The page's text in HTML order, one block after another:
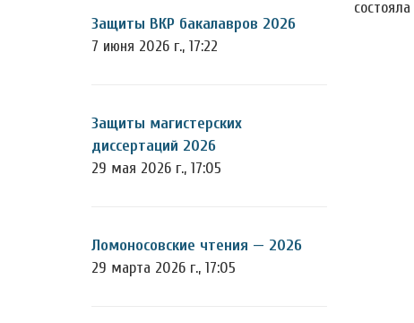
Защиты ВКР бакалавров 2026
7 июня 2026 г., 17:22
Защиты магистерских
диссертаций 2026
29 мая 2026 г., 17:05
Ломоносовские чтения — 2026
29 марта 2026 г., 17:05